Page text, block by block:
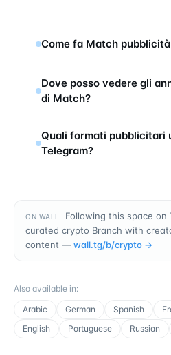
Come fa Match
Dove posso vedere gli
di Match?
Quali formati pubblicitari
Telegram?
ON WALL
Following this space on
curated crypto Branch with
content — wall.tg/b/crypto →
Also available in:
Arabic
German Spanish
English
Portuguese Russian